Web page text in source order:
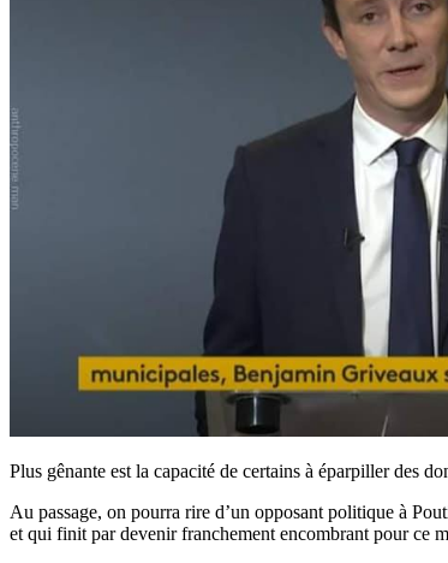
Plus gênante est la capacité de certains à éparpiller des
Au passage, on pourra rire d’un opposant politique à
et qui finit par devenir franchement encombrant pour ce